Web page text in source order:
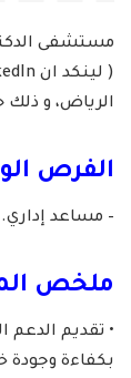
مستشفى
( لينكد ان LinkedIn ) عن توفر
الرياض، و
الفرص
– مساعد إداري.
ملخص
• تقديم الدعم
بكفاءة وجودة